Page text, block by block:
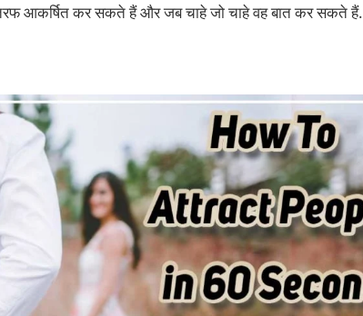
आकर्षित कर सकते हैं और जब चाहे जो चाहे वह बात कर सकते हैं.